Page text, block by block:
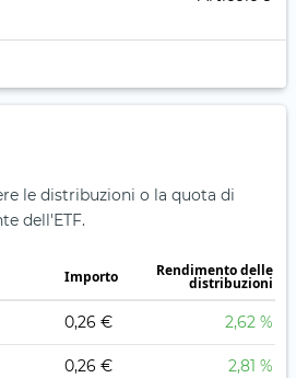
le distribuzioni o la quota di
dell'ETF.
Importo Rendimento delle
distribuzioni
0,26 € 2,62 %
0,26 € 2,81 %